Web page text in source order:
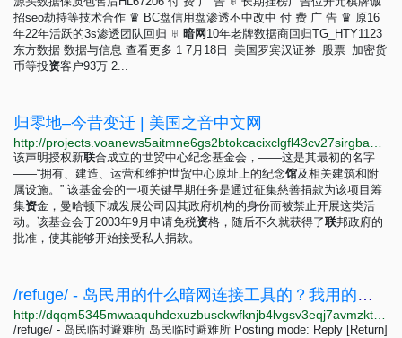
招seo劫持等技术合作 ♛ BC盘信用盘渗透不中改中 付 费 广 告 ♛ 原16
年22年活跃的3s渗透团队回归 ♅ 暗网 10年老牌数据商回归TG_HTY1123
东方数据 数据与信息 查看更多 1 7月18日_美国罗宾汉证券_股票_加密货
币等投资客户93万 2...
归零地–今昔变迁 | 美国之音中文网
该声明授权新联合成立的世贸中心纪念基金会，——这是其最初的名字
——“拥有、建造、运营和维护世贸中心原址上的纪念馆及相关建筑和附
属设施。” 该基金会的一项关键早期任务是通过征集慈善捐款为该项目筹
集资金，曼哈顿下城发展公司因其政府机构的身份而被禁止开展这类活
动。该基金会于2003年9月申请免税资格，随后不久就获得了联邦政府的
批准，使其能够开始接受私人捐款。
/refuge/ - 岛民用的什么暗网连接工具的？我用的是InviZible Pro，开启VPN模式，连chrome都能直接访问onion和i2p网站了
/refuge/ - 岛民临时避难所 岛民临时避难所 Posting mode: Reply [Return]